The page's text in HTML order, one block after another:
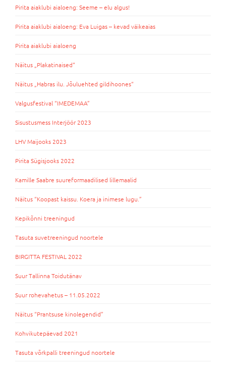
Pirita aiaklubi aialoeng: Seeme – elu algus!
Pirita aiaklubi aialoeng: Eva Luigas – kevad väikeaias
Pirita aiaklubi aialoeng
Näitus „Plakatinaised“
Näitus „Habras ilu. Jõuluehted gildihoones“
Valgusfestival “IMEDEMAA”
Sisustusmess Interjöör 2023
LHV Maijooks 2023
Pirita Sügisjooks 2022
Kamille Saabre suureformaadilised lillemaalid
Näitus “Koopast kaissu. Koera ja inimese lugu.”
Kepikõnni treeningud
Tasuta suvetreeningud noortele
BIRGITTA FESTIVAL 2022
Suur Tallinna Toidutänav
Suur rohevahetus – 11.05.2022
Näitus “Prantsuse kinolegendid”
Kohvikutepäevad 2021
Tasuta võrkpalli treeningud noortele